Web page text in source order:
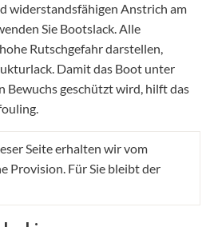
widerstandsfähigen Anstrich am
Sie Bootslack. Alle
Rutschgefahr darstellen,
Damit das Boot unter
Bewuchs geschützt wird, hilft das
Seite erhalten wir vom
Provision. Für Sie bleibt der